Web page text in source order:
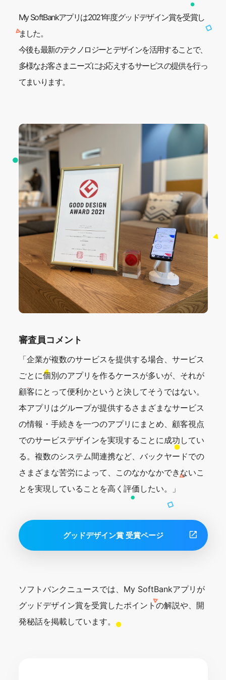
My SoftBankアプリは2021年度グッドデザイン賞を受賞し
ました。
今後も最新のテクノロジーとデザインを活用することで、
多様なお客さまニーズにお応えするサービスの提供を行っ
てまいります。
審査員コメント
「企業が複数のサービスを提供する場合、サービス
ごとに個別のアプリを作るケースが多いが、それが
顧客にとって便利かというと決してそうではない。
本アプリはグループが提供するさまざまなサービス
の情報・手続きを一つのアプリにまとめ、顧客視点
でのサービスデザインを実現することに成功してい
る。複数のシステム間連携など、バックヤードでの
さまざまな苦労によって、このなかなかできないこ
とを実現していることを高く評価したい。」
グッドデザイン賞 受賞ページ
ソフトバンクニュースでは、My SoftBankアプリが
グッドデザイン賞を受賞したポイントの解説や、開
発秘話を掲載しています。